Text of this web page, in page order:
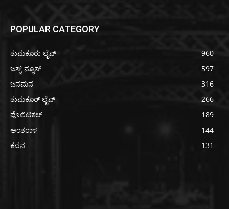
POPULAR CATEGORY
ತುಮಕೂರು ಲೈವ್
960
ಜಸ್ಟ್ ನ್ಯೂಸ್
597
ಜನಮನ
316
ತುಮಕೂರ್ ಲೈವ್
266
ಪೊಲಿಟಿಕಲ್
189
ಅಂತರಾಳ
144
ಕವನ
131